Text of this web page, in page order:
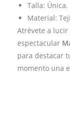
Talla: Única.
Material:
Atrévete a lucir
espectacular
para destacar
momento una